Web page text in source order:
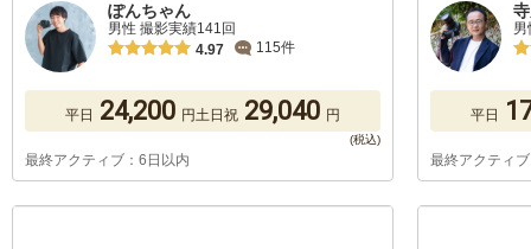
ぽんちゃん
男性 撮影実績141回
4.97
115件
平日 24,200 円土日祝 29,040 円
最終アクティブ：6日以内
平日
最終アクティ